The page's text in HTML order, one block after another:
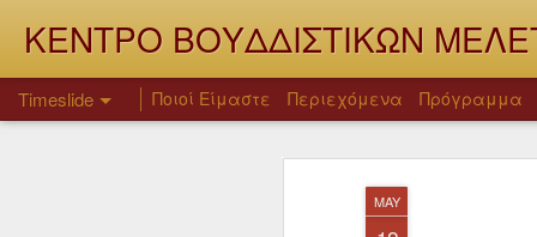
MAY
ΚΕΝΤΡΟ ΒΟΥΔΔΙΣΤΙΚΩΝ
Timeslide Ποιοί Είμαστε Περιεχόμενα Πρόγραμμα